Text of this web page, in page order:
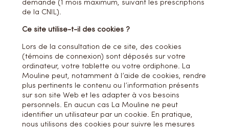
demande (1 mois maximum, suivant les prescriptions
de la CNIL).
Ce site utilise-t-il des cookies ?
Lors de la consultation de ce site, des cookies
(témoins de connexion) sont déposés sur votre
ordinateur, votre tablette ou votre ordiphone. La
Mouline peut, notamment à l’aide de cookies, rendre
plus pertinents le contenu ou l’information présents
sur son site Web et les adapter à vos besoins
personnels. En aucun cas La Mouline ne peut
identifier un utilisateur par un cookie. En pratique,
nous utilisons des cookies pour suivre les mesures